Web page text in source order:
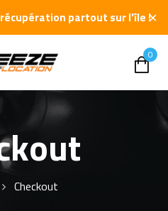
partout sur l'île !✕
0
Checkout